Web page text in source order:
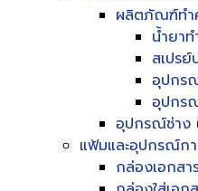
ผลิตภัณฑ์ทำ
น้ำยาท
สเปร
อุปกร
อุปกร
อุปกรณ์ช่าง
แฟ้มและอุปกรณ์กา
กล่องเอกสา